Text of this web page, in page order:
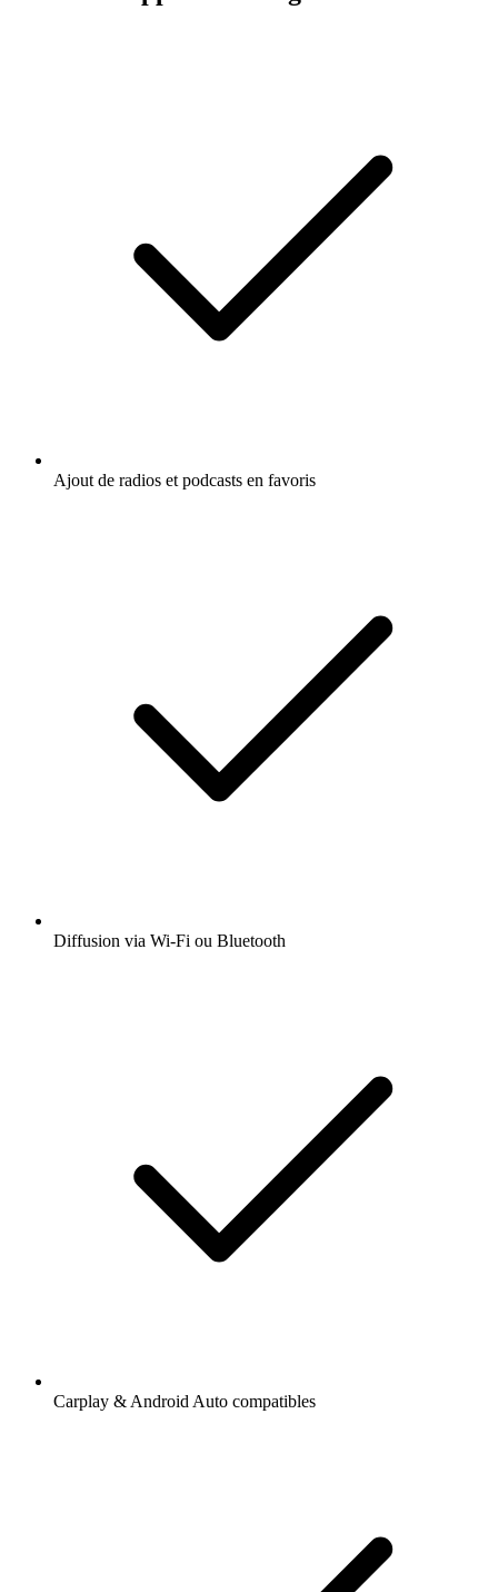
Ajout de radios et podcasts en favoris
Diffusion via Wi-Fi ou Bluetooth
Carplay & Android Auto compatibles